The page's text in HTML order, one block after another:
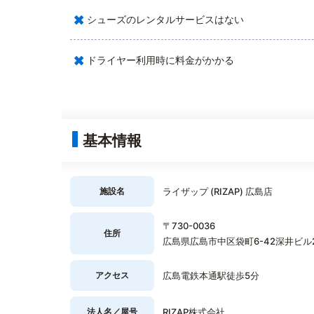
× シューズのレンタルサービスはない
× ドライヤー利用時に料金がかかる
基本情報
施設名 ライザップ (RIZAP) 広島店
住所
〒730-0036
広島県広島市中区袋町6-42深井ビ
アクセス 広島電鉄本通駅徒歩5分
法人名／屋号